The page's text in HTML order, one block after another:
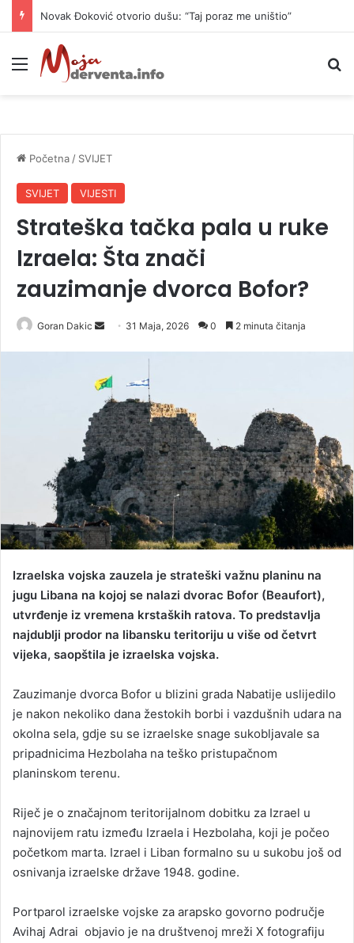
Novak Đoković otvorio dušu: “Taj poraz me uništio”
Meni
Početna / SVIJET
SVIJET VIJESTI
Strateška tačka pala u ruke
Izraela: Šta znači
zauzimanje dvorca Bofor?
Goran Dakic
d
a
n
e
m
a
i
31 Maja, 2026 0 2 minuta čitanja
Izraelska vojska zauzela je strateški važnu planinu na
jugu Libana na kojoj se nalazi dvorac Bofor (Beaufort),
utvrđenje iz vremena krstaških ratova. To predstavlja
najdublji prodor na libansku teritoriju u više od četvrt
vijeka, saopštila je izraelska vojska.
Zauzimanje dvorca Bofor u blizini grada Nabatije uslijedilo
je nakon nekoliko dana žestokih borbi i vazdušnih udara na
okolna sela, gdje su se izraelske snage sukobljavale sa
pripadnicima Hezbolaha na teško pristupačnom
planinskom terenu.
Riječ je o značajnom teritorijalnom dobitku za Izrael u
najnovijem ratu između Izraela i Hezbolaha, koji je počeo
početkom marta. Izrael i Liban formalno su u sukobu još od
osnivanja izraelske države 1948. godine.
Portparol izraelske vojske za arapsko govorno područje
Avihaj Adrai objavio je na društvenoj mreži X fotografiju